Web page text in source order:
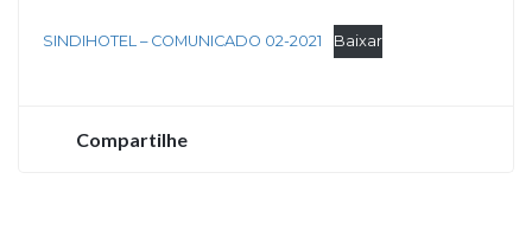
SINDIHOTEL – COMUNICADO 02-2021 Baixar
Compartilhe